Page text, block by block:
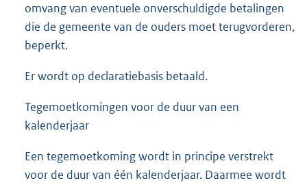
omvang van eventuele onverschuldigde betalingen
die de gemeente van de ouders moet terugvorderen,
beperkt.
Er wordt op declaratiebasis betaald.
Tegemoetkomingen voor de duur van een
kalenderjaar
Een tegemoetkoming wordt in principe verstrekt
voor de duur van één kalenderjaar. Daarmee wordt